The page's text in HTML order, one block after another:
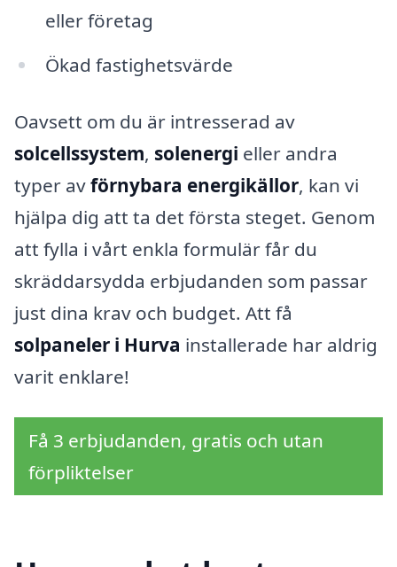
eller företag
Ökad fastighetsvärde
Oavsett om du är intresserad av
solcellssystem, solenergi eller andra
typer avförnybara energikällor, kan vi
hjälpa dig att ta det första steget. Genom
att fylla i vårt enkla formulär får du
skräddarsydda erbjudanden som passar
just dina krav och budget. Att få
solpaneler i Hurva installerade har aldrig
varit enklare!
Få 3 erbjudanden, gratis och utan
förpliktelser